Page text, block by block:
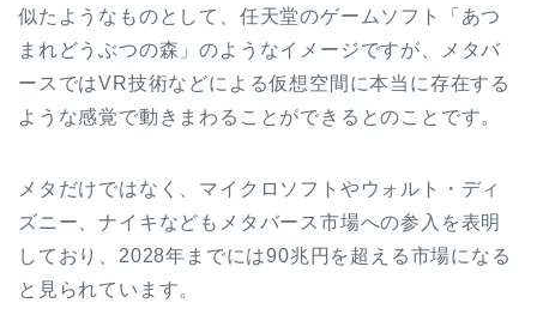
似たようなものとして、任天堂のゲームソフト「あつ
まれどうぶつの森」のようなイメージですが、メタバ
ースではVR技術などによる仮想空間に本当に存在する
ような感覚で動きまわることができるとのことです。
メタだけではなく、マイクロソフトやウォルト・ディ
ズニー、ナイキなどもメタバース市場への参入を表明
しており、2028年までには90兆円を超える市場になる
と見られています。